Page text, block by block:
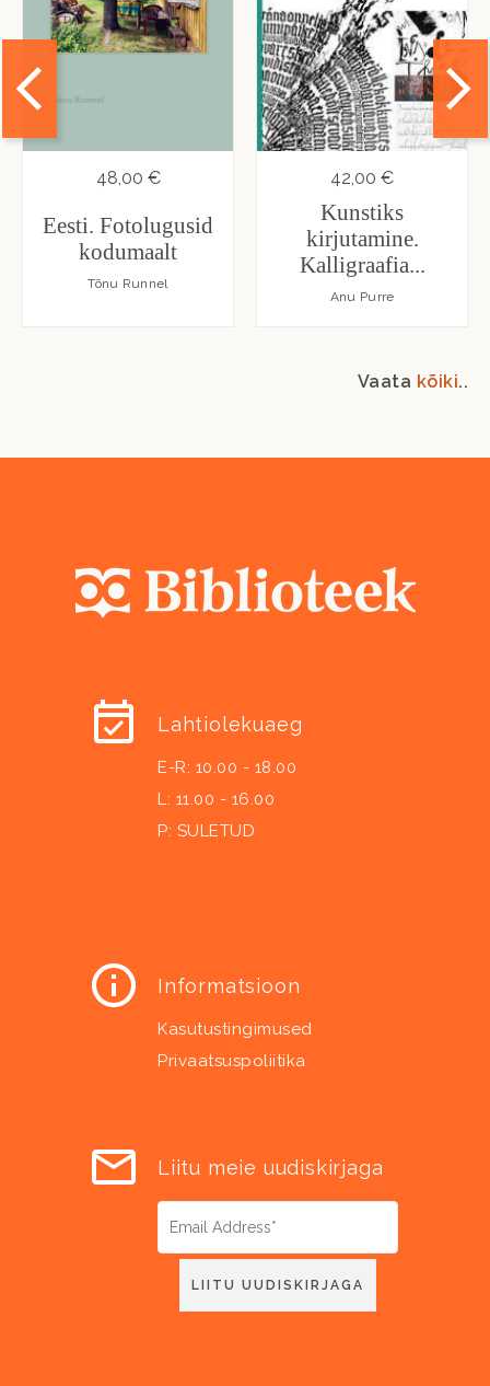
48,00 €
Eesti. Fotolugusid
kodumaalt
Tõnu Runnel
42,00 €
Kunstiks
kirjutamine.
Kalligraafia...
Anu Purre
Vaata kõiki..
Lahtiolekuaeg
E-R: 10.00 - 18.00
L: 11.00 - 16.00
P: SULETUD
Informatsioon
Kasutustingimused
Privaatsuspoliitika
Liitu meie uudiskirjaga